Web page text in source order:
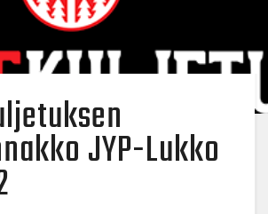
JYP-Lukko